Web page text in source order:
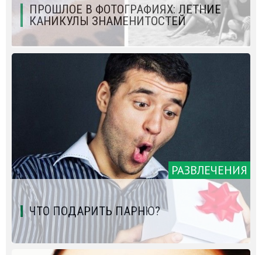
ПРОШЛОЕ В ФОТОГРАФИЯХ: ЛЕТНИЕ
КАНИКУЛЫ ЗНАМЕНИТОСТЕЙ
РАЗВЛЕЧЕНИЯ
ЧТО ПОДАРИТЬ ПАРНЮ?